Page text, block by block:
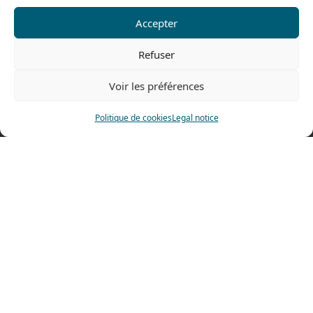
Accepter
Refuser
Voir les préférences
Politique de cookiesLegal notice
Contact us
Fax: 0033 474 62 81 69
69400 Villefranche sur Saône